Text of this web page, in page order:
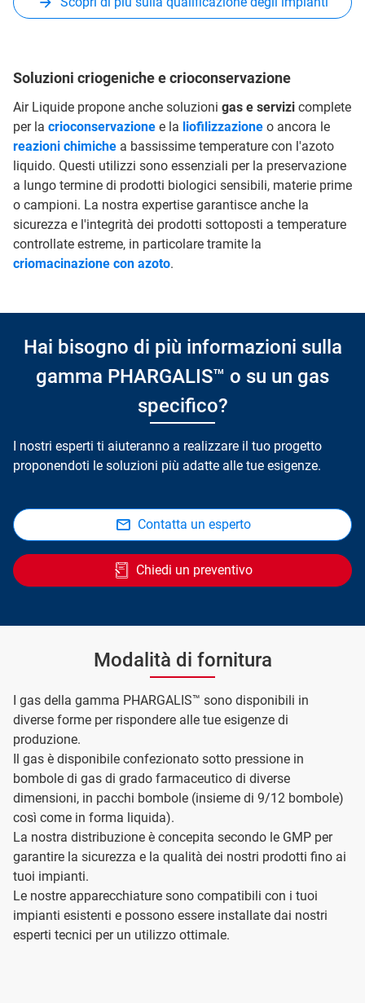
Soluzioni criogeniche e crioconservazione
Air Liquide propone anche soluzioni gas e servizi complete
per la crioconservazione e la liofilizzazione o ancora le
reazioni chimiche a bassissime temperature con l'azoto
liquido. Questi utilizzi sono essenziali per la preservazione
a lungo termine di prodotti biologici sensibili, materie prime
o campioni. La nostra expertise garantisce anche la
sicurezza e l'integrità dei prodotti sottoposti a temperature
controllate estreme, in particolare tramite la
criomacinazione con azoto.
Hai bisogno di più informazioni sulla
gamma PHARGALIS™ o su un gas
specifico?
I nostri esperti ti aiuteranno a realizzare il tuo progetto
proponendoti le soluzioni più adatte alle tue esigenze.
Contatta un esperto
Chiedi un preventivo
Modalità di fornitura
I gas della gamma PHARGALIS™ sono disponibili in
diverse forme per rispondere alle tue esigenze di
produzione.
Il gas è disponibile confezionato sotto pressione in
bombole di gas di grado farmaceutico di diverse
dimensioni, in pacchi bombole (insieme di 9/12 bombole)
così come in forma liquida).
La nostra distribuzione è concepita secondo le GMP per
garantire la sicurezza e la qualità dei nostri prodotti fino ai
tuoi impianti.
Le nostre apparecchiature sono compatibili con i tuoi
impianti esistenti e possono essere installate dai nostri
esperti tecnici per un utilizzo ottimale.